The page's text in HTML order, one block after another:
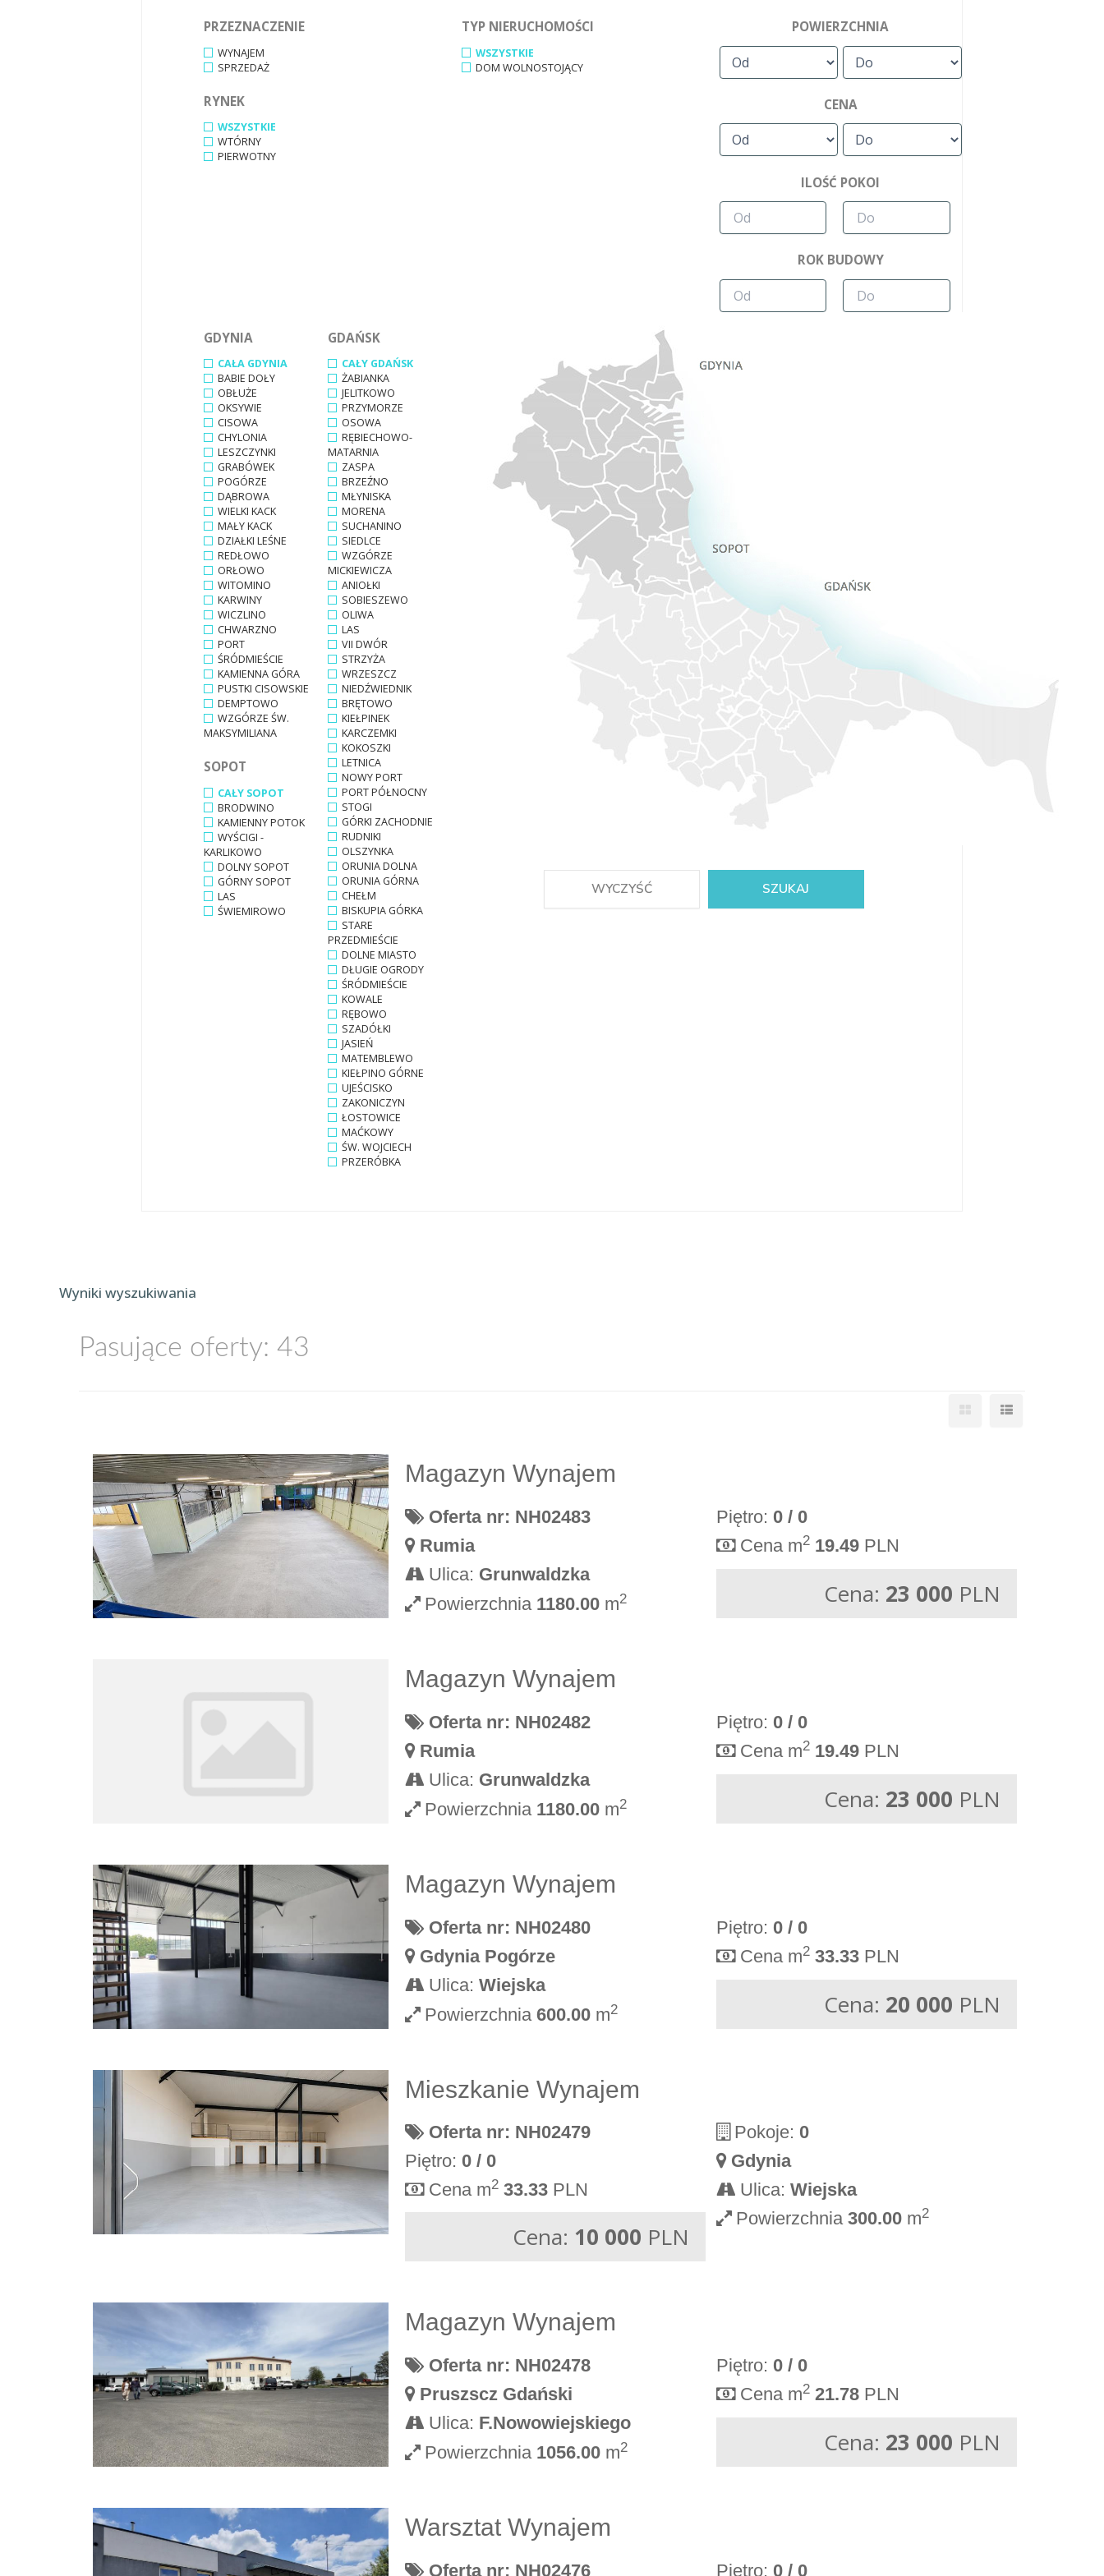
PRZEZNACZENIE
WYNAJEM
SPRZEDAŻ
RYNEK
WSZYSTKIE
WTÓRNY
PIERWOTNY
TYP NIERUCHOMOŚCI
WSZYSTKIE
DOM WOLNOSTOJĄCY
POWIERZCHNIA
CENA
ILOŚĆ POKOI
ROK BUDOWY
GDYNIA
CAŁA GDYNIA
BABIE DOŁY
OBŁUŻE
OKSYWIE
CISOWA
CHYLONIA
LESZCZYNKI
GRABÓWEK
POGÓRZE
DĄBROWA
WIELKI KACK
MAŁY KACK
DZIAŁKI LEŚNE
REDŁOWO
ORŁOWO
WITOMINO
KARWINY
WICZLINO
CHWARZNO
PORT
ŚRÓDMIEŚCIE
KAMIENNA GÓRA
PUSTKI CISOWSKIE
DEMPTOWO
WZGÓRZE ŚW.
MAKSYMILIANA
SOPOT
CAŁY SOPOT
BRODWINO
KAMIENNY POTOK
WYŚCIGI -
KARLIKOWO
DOLNY SOPOT
GÓRNY SOPOT
LAS
ŚWIEMIROWO
GDAŃSK
CAŁY GDAŃSK
ŻABIANKA
JELITKOWO
PRZYMORZE
OSOWA
RĘBIECHOWO-
MATARNIA
ZASPA
BRZEŹNO
MŁYNISKA
MORENA
SUCHANINO
SIEDLCE
WZGÓRZE
MICKIEWICZA
ANIOŁKI
SOBIESZEWO
OLIWA
LAS
VII DWÓR
STRZYŻA
WRZESZCZ
NIEDŹWIEDNIK
BRĘTOWO
KIEŁPINEK
KARCZEMKI
KOKOSZKI
LETNICA
NOWY PORT
PORT PÓŁNOCNY
STOGI
GÓRKI ZACHODNIE
RUDNIKI
OLSZYNKA
ORUNIA DOLNA
ORUNIA GÓRNA
CHEŁM
BISKUPIA GÓRKA
STARE
PRZEDMIEŚCIE
DOLNE MIASTO
DŁUGIE OGRODY
ŚRÓDMIEŚCIE
KOWALE
RĘBOWO
SZADÓŁKI
JASIEŃ
MATEMBLEWO
KIEŁPINO GÓRNE
UJEŚCISKO
ZAKONICZYN
ŁOSTOWICE
MAĆKOWY
ŚW. WOJCIECH
PRZERÓBKA
WYCZYŚĆ SZUKAJ
Wyniki wyszukiwania
Pasujące oferty: 43
Magazyn Wynajem
Oferta nr: NH02483 Piętro: 0 / 0
Rumia
Cena m2 19.49PLN
Ulica: Grunwaldzka
Powierzchnia 1180.00 m2 Cena: 23 000 PLN
Magazyn Wynajem
Oferta nr: NH02482 Piętro: 0 / 0
Rumia
Cena m2 19.49PLN
Ulica: Grunwaldzka
Powierzchnia 1180.00 m2 Cena: 23 000 PLN
Magazyn Wynajem
Oferta nr: NH02480 Piętro: 0 / 0
Gdynia Pogórze
Cena m2 33.33PLN
Ulica:Wiejska
Powierzchnia600.00 m2 Cena: 20 000 PLN
Mieszkanie Wynajem
Oferta nr: NH02479 Pokoje: 0
Piętro: 0 / 0
Gdynia
Cena m2 33.33 PLN Ulica: Wiejska
Powierzchnia 300.00m2
Cena: 10 000 PLN
Magazyn Wynajem
Oferta nr: NH02478 Piętro: 0 / 0
Pruszscz Gdański
Cena m2 21.78PLN
Ulica: F.Nowowiejskiego
Powierzchnia 1056.00 m2 Cena: 23 000 PLN
Warsztat Wynajem
Oferta nr: NH02476 Piętro: 0 / 0